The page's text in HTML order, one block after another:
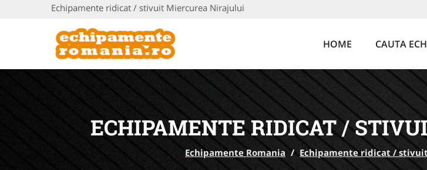
Echipamente ridicat / stivuit Miercurea Nirajului
HOME CAUTA
ECHIPAMENTE RIDICAT /
Echipamente Romania / Echipamente ridicat / stivuit